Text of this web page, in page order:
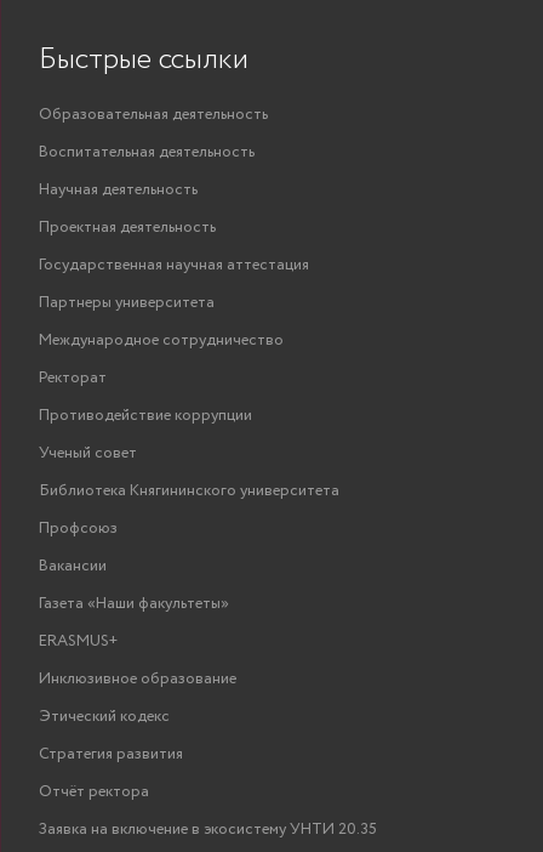
Быстрые ссылки
Образовательная деятельность
Воспитательная деятельность
Научная деятельность
Проектная деятельность
Государственная научная аттестация
Партнеры университета
Международное сотрудничество
Ректорат
Противодействие коррупции
Ученый совет
Библиотека Княгининского университета
Профсоюз
Вакансии
Газета «Наши факультеты»
ERASMUS+
Инклюзивное образование
Этический кодекс
Стратегия развития
Отчёт ректора
Заявка на включение в экосистему УНТИ 20.35